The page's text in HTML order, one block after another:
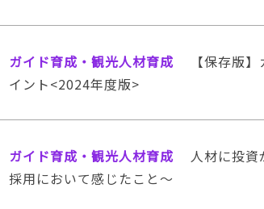
ガイド育成・観光人材育成
【保存版
イント<2024年度版>
ガイド育成・観光人材育成
人材に投
採用において感じたこと～